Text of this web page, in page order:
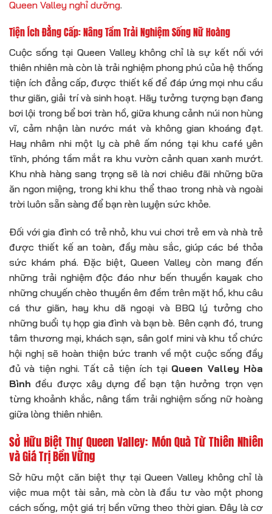
Queen Valley nghỉ dưỡng.
Tiện Ích Đẳng Cấp: Nâng Tầm Trải Nghiệm Sống Nữ Hoàng
Cuộc sống tại Queen Valley không chỉ là sự kết nối với
thiên nhiên mà còn là trải nghiệm phong phú của hệ thống
tiện ích đẳng cấp, được thiết kế để đáp ứng mọi nhu cầu
thư giãn, giải trí và sinh hoạt. Hãy tưởng tượng bạn đang
bơi lội trong bể bơi tràn hồ, giữa khung cảnh núi non hùng
vĩ, cảm nhận làn nước mát và không gian khoáng đạt.
Hay nhâm nhi một ly cà phê ấm nóng tại khu café yên
tĩnh, phóng tầm mắt ra khu vườn cảnh quan xanh mướt.
Khu nhà hàng sang trọng sẽ là nơi chiêu đãi những bữa
ăn ngon miệng, trong khi khu thể thao trong nhà và ngoài
trời luôn sẵn sàng để bạn rèn luyện sức khỏe.
Đối với gia đình có trẻ nhỏ, khu vui chơi trẻ em và nhà trẻ
được thiết kế an toàn, đầy màu sắc, giúp các bé thỏa
sức khám phá. Đặc biệt, Queen Valley còn mang đến
những trải nghiệm độc đáo như bến thuyền kayak cho
những chuyến chèo thuyền êm đềm trên mặt hồ, khu câu
cá thư giãn, hay khu dã ngoại và BBQ lý tưởng cho
những buổi tụ họp gia đình và bạn bè. Bên cạnh đó, trung
tâm thương mại, khách sạn, sân golf mini và khu tổ chức
hội nghị sẽ hoàn thiện bức tranh về một cuộc sống đầy
đủ và tiện nghi. Tất cả tiện ích tại Queen Valley Hòa
Bình đều được xây dựng để bạn tận hưởng trọn vẹn
từng khoảnh khắc, nâng tầm trải nghiệm sống nữ hoàng
giữa lòng thiên nhiên.
Sở Hữu Biệt Thự Queen Valley: Món Quà Từ Thiên Nhiên
và Giá Trị Bền Vững
Sở hữu một căn biệt thự tại Queen Valley không chỉ là
việc mua một tài sản, mà còn là đầu tư vào một phong
cách sống, một giá trị bền vững theo thời gian. Đây là cơ